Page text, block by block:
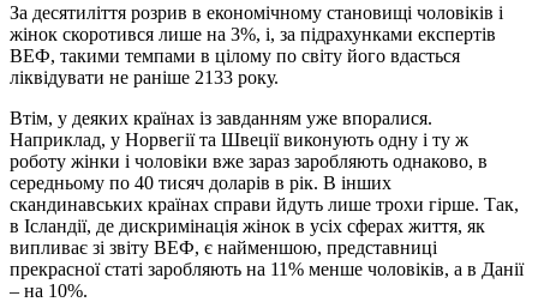
За десятиліття розрив в економічному становищі чоловіків і
жінок скоротився лише на 3%, і, за підрахунками експертів
ВЕФ, такими темпами в цілому по світу його вдасться
ліквідувати не раніше 2133 року.
Втім, у деяких країнах із завданням уже впоралися.
Наприклад, у Норвегії та Швеції виконують одну і ту ж
роботу жінки і чоловіки вже зараз заробляють однаково, в
середньому по 40 тисяч доларів в рік. В інших
скандинавських країнах справи йдуть лише трохи гірше. Так,
в Ісландії, де дискримінація жінок в усіх сферах життя, як
випливає зі звіту ВЕФ, є найменшою, представниці
прекрасної статі заробляють на 11% менше чоловіків, а в Данії
– на 10%.